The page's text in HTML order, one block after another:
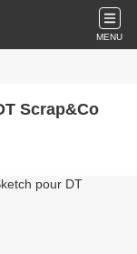
MENU
Scrap&Co